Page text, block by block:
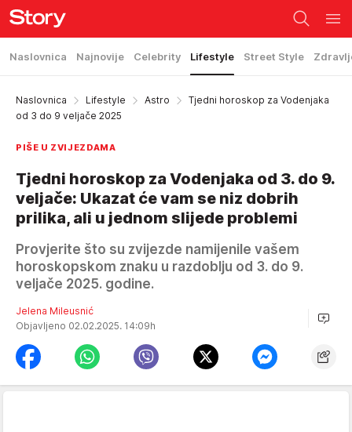
Naslovnica Najnovije Celebrity Lifestyle Street Style
Naslovnica Lifestyle Astro
Tjedni horoskop za Vodenjaka
od 3 do 9 veljače 2025
PIŠE U ZVIJEZDAMA
Tjedni horoskop za Vodenjaka od 3. do 9.
veljače: Ukazat će vam se niz dobrih
prilika, ali u jednom slijede problemi
Provjerite što su zvijezde namijenile vašem
horoskopskom znaku u razdoblju od 3. do 9.
veljače 2025. godine.
Jelena Mileusnić
Objavljeno 02.02.2025. 14:09h